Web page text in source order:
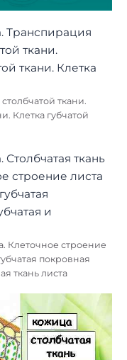
ткани.
Клетка губчатой
Клеточное строение
покровная
ткань листа